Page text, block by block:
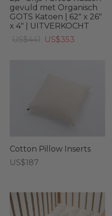
gevuld met Organisch
GOTS Katoen | 62" x 26"
x 4" | UITVERKOCHT
US$441
Oorspronkelijke
US$353
Huidige
Cotton Pillow Inserts
US$187
& kinderdagverblijf